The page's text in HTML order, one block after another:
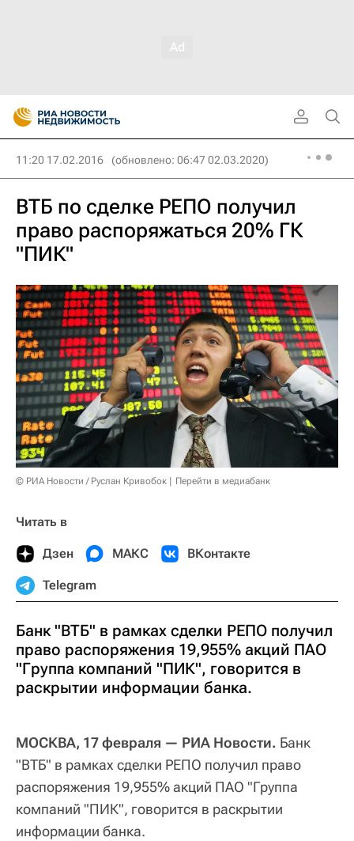
11:20 17.02.2016 (обновлено: 06:47 02.03.2020)
ВТБ по сделке РЕПО получил
право распоряжаться 20% ГК
"ПИК"
© РИА Новости / Руслан Кривобок Перейти в медиабанк
Читать в
Дзен МАКС ВКонтакте
Telegram
Банк "ВТБ" в рамках сделки РЕПО получил
право распоряжения 19,955% акций ПАО
"Группа компаний "ПИК", говорится в
раскрытии информации банка.
МОСКВА, 17 февраля — РИА Новости. Банк
"ВТБ" в рамках сделки РЕПО получил право
распоряжения 19,955% акций ПАО "Группа
компаний "ПИК", говорится в раскрытии
информации банка.